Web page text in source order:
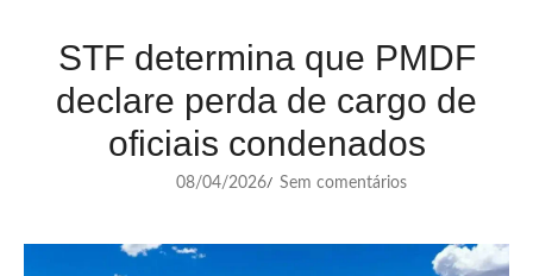
STF determina que PMDF
declare perda de cargo de
oficiais condenados
08/04/2026/ Sem comentários